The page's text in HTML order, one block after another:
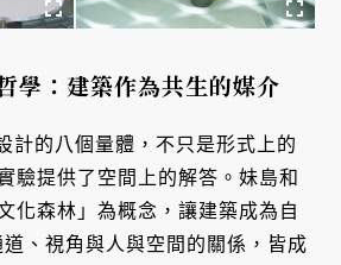
學：建築作為共生的媒介
計的八個量體，不只是形式上的
驗提供了空間上的解答。妹島和
化森林」為概念，讓建築成為自
、視角與人與空間的關係，皆成